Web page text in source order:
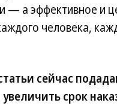
— а эффективное и
человека,
сейчас
срок